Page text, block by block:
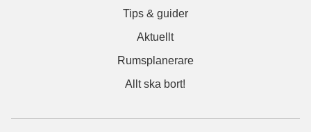
Tips & guider
Aktuellt
Rumsplanerare
Allt ska bort!